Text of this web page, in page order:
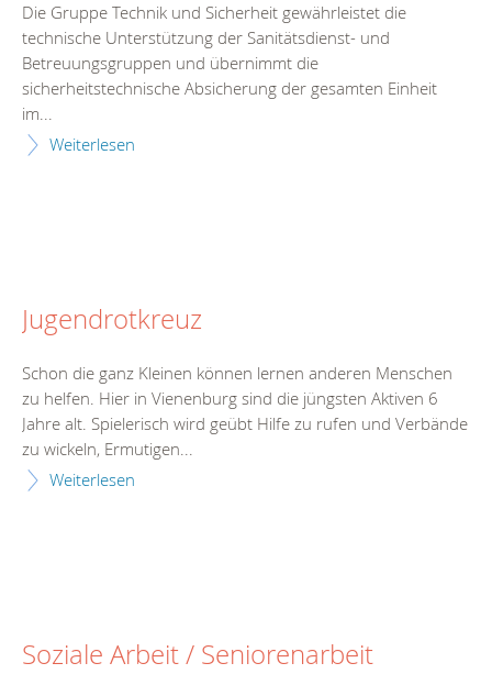
Die Gruppe Technik und Sicherheit gewährleistet die
technische Unterstützung der Sanitätsdienst- und
Betreuungsgruppen und übernimmt die
sicherheitstechnische Absicherung der gesamten Einheit
im...
Weiterlesen
Jugendrotkreuz
Schon die ganz Kleinen können lernen anderen Menschen
zu helfen. Hier in Vienenburg sind die jüngsten Aktiven 6
Jahre alt. Spielerisch wird geübt Hilfe zu rufen und Verbände
zu wickeln, Ermutigen...
Weiterlesen
Soziale Arbeit / Seniorenarbeit